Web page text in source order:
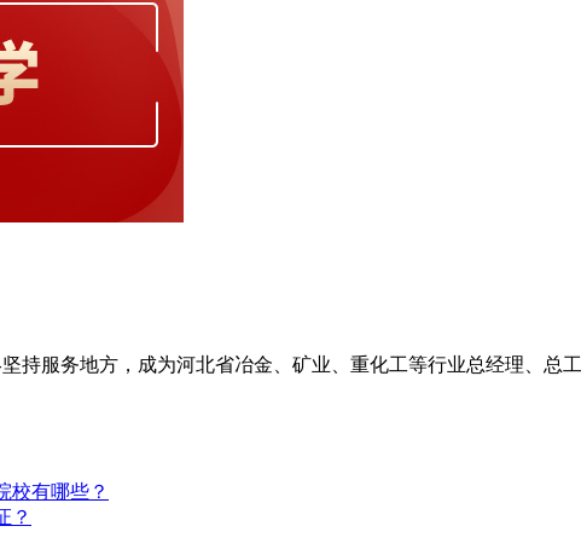
持服务地方，成为河北省冶金、矿业、重化工等行业总经理、
校有哪些？
？